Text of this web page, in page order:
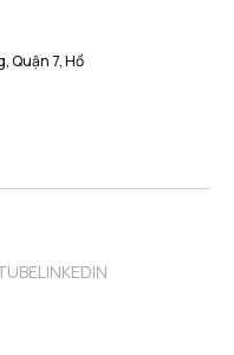
Quận 7, Hồ
LINKEDIN